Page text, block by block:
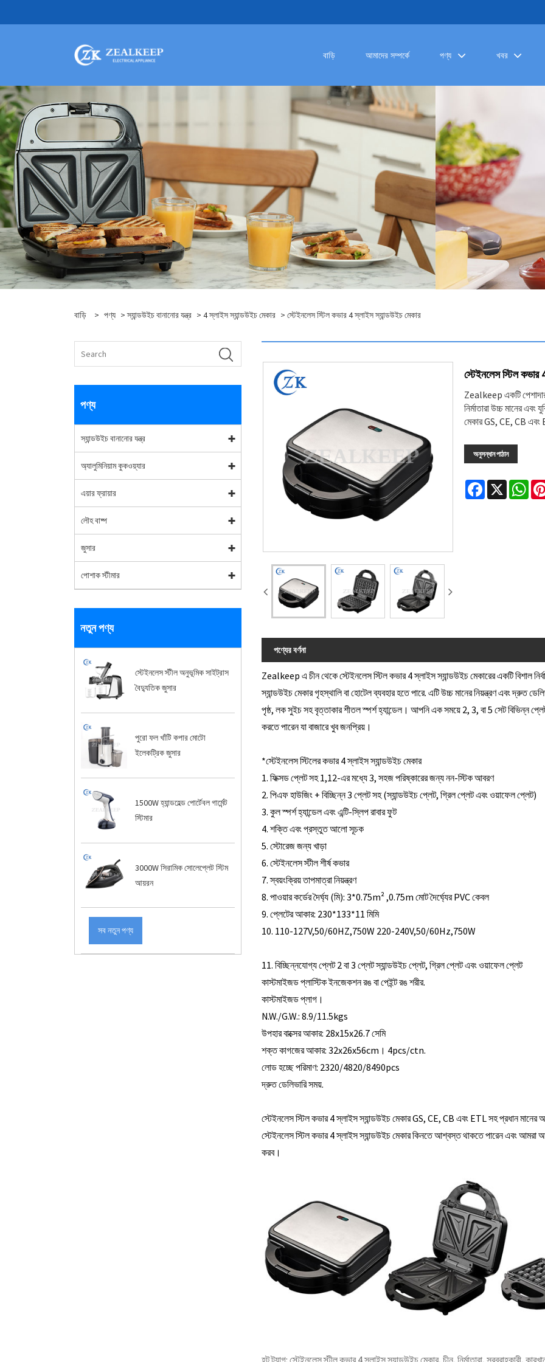
বাড়ি আমাদের সম্পর্কে পণ্য খবর
বাড়ি > পণ্য >স্যান্ডউইচ বানানোর যন্ত্র > 4 স্লাইস স্যান্ডউইচ মেকার > স্টেইনলেস স্টিল কভার 4 স্লাইস স্যান্ডউইচ মেকার
পণ্য
স্যান্ডউইচ বানানোর যন্ত্র
অ্যালুমিনিয়াম কুকওয়্যার
এয়ার ফ্রায়ার
লৌহ বাষ্প
জুসার
পোশাক স্টীমার
নতুন পণ্য
স্টেইনলেস স্টীল অনুভূমিক সাইট্রাস
বৈদ্যুতিক জুসার
পুরো ফল খাঁটি কপার মোটো
ইলেকট্রিক জুসার
1500W হ্যান্ডহেল্ড পোর্টেবল গার্মেন্ট
স্টিমার
3000W সিরামিক সোলেপ্লেট স্টিম
আয়রন
সব নতুন পণ্য
স্টেইনলেস স্টিল কভার
Zealkeep একটি
নির্মাতারা উচ্চ মানের
মেকার GS, CE, CB এবং
অনুসন্ধান পাঠান
Facebook
X
পণ্যের বর্ণনা
Zealkeep এ চীন থেকে স্টেইনলেস স্টিল কভার 4 স্লাইস স্যান্ডউইচ মেকারের একটি বিশাল
স্যান্ডউইচ মেকার গৃহস্থালি বা হোটেল ব্যবহার হতে পারে. এটি উচ্চ মানের নিয়ন্ত্রণ এবং দ্রুত
পৃষ্ঠ, লক সুইচ সহ বৃত্তাকার শীতল স্পর্শ হ্যান্ডেল। আপনি এক সময়ে 2, 3, বা 5 সেট বিভিন্ন
করতে পারেন যা বাজারে খুব জনপ্রিয়।
*স্টেইনলেস স্টিলের কভার 4 স্লাইস স্যান্ডউইচ মেকার
1. ফিক্সড প্লেট সহ 1,12-এর মধ্যে 3, সহজ পরিষ্কারের জন্য নন-স্টিক আবরণ
2. পিএফ হাউজিং + বিচ্ছিন্ন 3 প্লেট সহ (স্যান্ডউইচ প্লেট, গ্রিল প্লেট এবং ওয়াফেল প্লেট)
3. কুল স্পর্শ হ্যান্ডেল এবং এন্টি-স্লিপ রাবার ফুট
4. শক্তি এবং প্রস্তুত আলো সূচক
5. স্টোরেজ জন্য খাড়া
6. স্টেইনলেস স্টীল শীর্ষ কভার
7. স্বয়ংক্রিয় তাপমাত্রা নিয়ন্ত্রণ
8. পাওয়ার কর্ডের দৈর্ঘ্য (মি): 3*0.75m² ,0.75m মোট দৈর্ঘ্যের PVC কেবল
9. প্লেটের আকার: 230*133*11 মিমি
10. 110-127V,50/60HZ,750W 220-240V,50/60Hz,750W
11. বিচ্ছিন্নযোগ্য প্লেট 2 বা 3 প্লেট স্যান্ডউইচ প্লেট, গ্রিল প্লেট এবং ওয়াফেল প্লেট
কাস্টমাইজড প্লাস্টিক ইনজেকশন রঙ বা পেইন্ট রঙ শরীর.
কাস্টমাইজড প্লাগ।
N.W./G.W.: 8.9/11.5kgs
উপহার বাক্সের আকার: 28x15x26.7 সেমি
শক্ত কাগজের আকার: 32x26x56cm। 4pcs/ctn.
লোড হচ্ছে পরিমাণ: 2320/4820/8490pcs
দ্রুত ডেলিভারি সময়.
স্টেইনলেস স্টিল কভার 4 স্লাইস স্যান্ডউইচ মেকার GS, CE, CB এবং ETL সহ প্রধান মানের
স্টেইনলেস স্টিল কভার 4 স্লাইস স্যান্ডউইচ মেকার কিনতে আশ্বস্ত থাকতে পারেন এবং আমরা
করব।
হট ট্যাগ: স্টেইনলেস স্টীল কভার 4 স্লাইস স্যান্ডউইচ মেকার, চীন, নির্মাতারা, সরবরাহকারী,